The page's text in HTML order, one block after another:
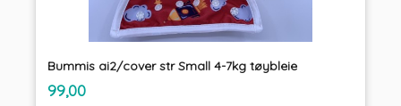
Bummis ai2/cover str Small 4-7kg tøybleie
Pris
99,00mva.